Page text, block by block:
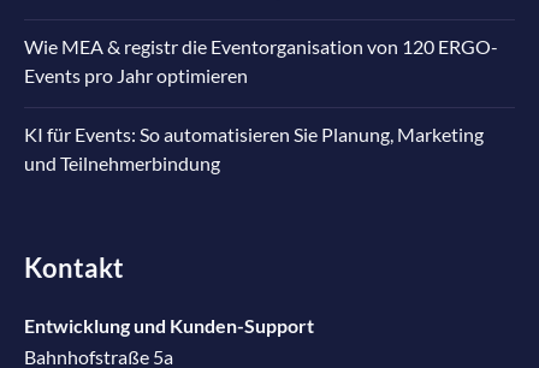
Wie MEA & registr die Eventorganisation von 120 ERGO-
Events pro Jahr optimieren
KI für Events: So automatisieren Sie Planung, Marketing
und Teilnehmerbindung
Kontakt
Entwicklung und Kunden-Support
Bahnhofstraße 5a